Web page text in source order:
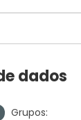
dados
Grupos: